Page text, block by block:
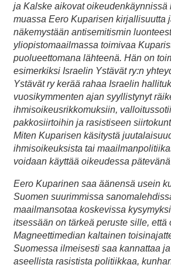
ja Kalske aikovat oikeudenkäynnissä
muassa Eero Kuparisen kirjallisuutta
näkemystään antisemitismin
yliopistomaailmassa toimivaa
puolueettomana lähteenä. Hän on
esimerkiksi Israelin Ystävät ry:n
Ystävät ry kerää rahaa Israelin
vuosikymmenten ajan syyllistynyt
ihmisoikeusrikkomuksiin,
pakkosiirtoihin ja rasistiseen
Miten Kuparisen käsitystä
ihmisoikeuksista tai
voidaan käyttää oikeudessa
Eero Kuparinen saa äänensä usein
Suomen suurimmissa
maailmansotaa koskevissa
itsessään on tärkeä peruste sille, että
Magneettimedian kaltainen
Suomessa ilmeisesti saa kannattaa
aseellista rasistista politiikkaa,